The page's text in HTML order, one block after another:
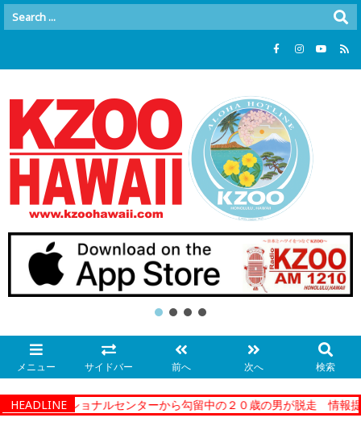
メニュー サイドバー 前へ 次へ 検索
HEADLINE
ーコレクショナルセンターから勾留中の２０歳の男が脱走 情報提供